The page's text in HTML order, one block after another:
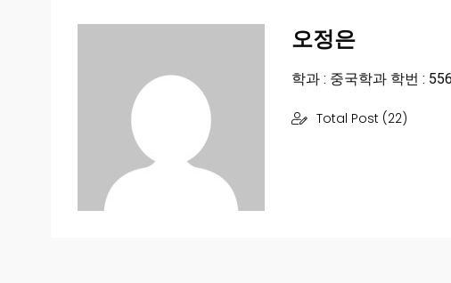
오정은
학과 : 중국학과 학번 :
Total Post (22)